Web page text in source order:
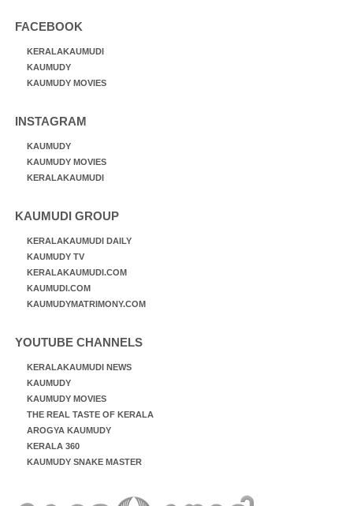
FACEBOOK
KERALAKAUMUDI
KAUMUDY
KAUMUDY MOVIES
INSTAGRAM
KAUMUDY
KAUMUDY MOVIES
KERALAKAUMUDI
KAUMUDI GROUP
KERALAKAUMUDI DAILY
KAUMUDY TV
KERALAKAUMUDI.COM
KAUMUDI.COM
KAUMUDYMATRIMONY.COM
YOUTUBE CHANNELS
KERALAKAUMUDI NEWS
KAUMUDY
KAUMUDY MOVIES
THE REAL TASTE OF KERALA
AROGYA KAUMUDY
KERALA 360
KAUMUDY SNAKE MASTER